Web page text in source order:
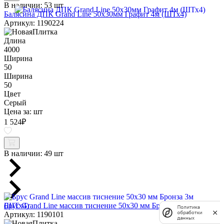
В наличии: 53 шт
Балясина ДПК Grand Line 50х30мм Графит 4м (ШТх4)
Артикул: 1190224
Длина
4000
Ширина
50
Ширина
50
Цвет
Серый
Цена за: шт
1 524₽
В наличии: 49 шт
Брус Grand Line массив тиснение 50х30 мм Бронза 3м (ШТх4)
Артикул: 1190101
Политика
обработки
данных